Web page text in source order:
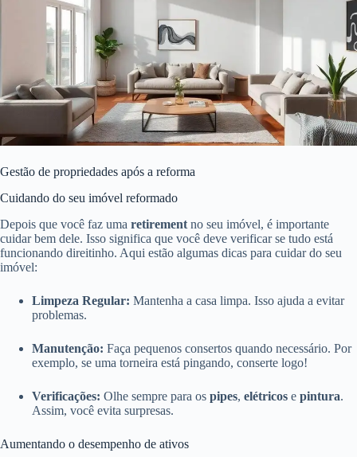
Gestão de propriedades após a reforma
Cuidando do seu imóvel reformado
Depois que você faz uma retirement no seu imóvel, é importante
cuidar bem dele. Isso significa que você deve verificar se tudo está
funcionando direitinho. Aqui estão algumas dicas para cuidar do seu
imóvel:
Limpeza Regular: Mantenha a casa limpa. Isso ajuda a evitar
problemas.
Manutenção: Faça pequenos consertos quando necessário. Por
exemplo, se uma torneira está pingando, conserte logo!
Verificações: Olhe sempre para os pipes, elétricos e pintura.
Assim, você evita surpresas.
Aumentando o desempenho de ativos